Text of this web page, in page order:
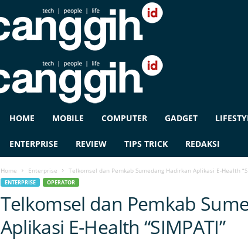
HOME MOBILE COMPUTER GADGET
ENTERPRISE REVIEW TIPS TRICK REDAKSI
Home Enterprise Telkomsel dan Pemkab Sumedang Hadirkan Aplikasi E-Health
ENTERPRISE OPERATOR
Telkomsel dan Pemkab
Aplikasi E-Health “SIMPATI”